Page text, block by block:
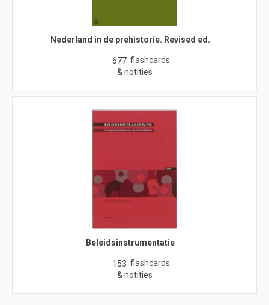
Nederland in de prehistorie. Revised ed.
677 flashcards
& notities
Beleidsinstrumentatie
153 flashcards
& notities